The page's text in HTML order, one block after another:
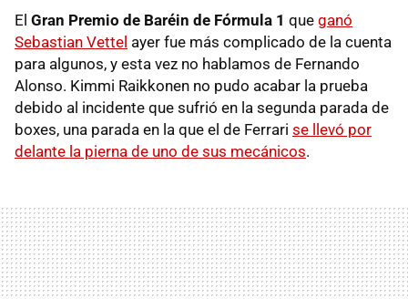
El Gran Premio de Baréin de Fórmula 1 que ganó
Sebastian Vettel ayer fue más complicado de la cuenta
para algunos, y esta vez no hablamos de Fernando
Alonso. Kimmi Raikkonen no pudo acabar la prueba
debido al incidente que sufrió en la segunda parada de
boxes, una parada en la que el de Ferrari se llevó por
delante la pierna de uno de sus mecánicos.